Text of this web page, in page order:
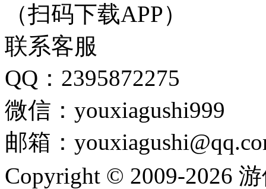
（扫码下载APP）
联系客服
QQ：2395872275
微信：youxiagushi999
邮箱：
Copyright © 2009-2026